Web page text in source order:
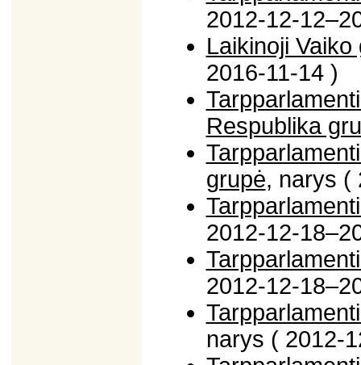
2012-12-
Laikinoji
2016-11-14 )
Respublika
grupė, narys (
2012-12-
2012-12-
narys ( 2012-